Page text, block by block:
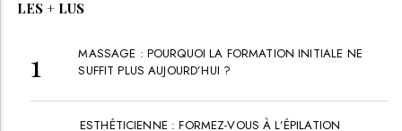
VOD/USB